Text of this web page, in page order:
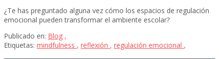
¿Te has preguntado alguna vez cómo los espacios de regulación
emocional pueden transformar el ambiente escolar?
Publicado en: Blog ,
Etiquetas: mindfulness , reflexión , regulación emocional ,